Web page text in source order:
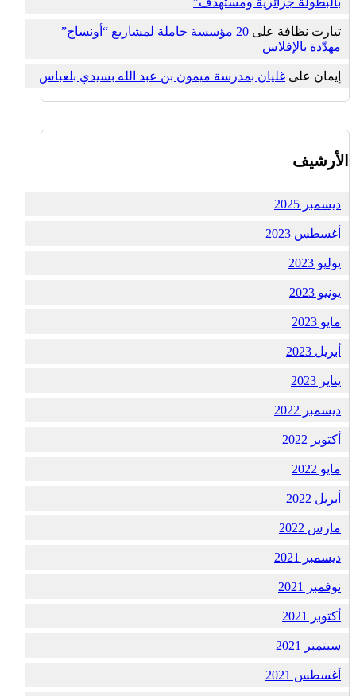
تيارت نظافة على
20 مؤسسة حاملة لمشاريع “أونساج”
مهدّدة بالإفلاس
إيمان على غليان بمدرسة ميمون بن عبد الله بسيدي بلعباس
الأرشيف
ديسمبر 2025
أغسطس 2023
يوليو 2023
يونيو 2023
مايو 2023
أبريل 2023
يناير 2023
ديسمبر 2022
أكتوبر 2022
مايو 2022
أبريل 2022
مارس 2022
ديسمبر 2021
نوفمبر 2021
أكتوبر 2021
سبتمبر 2021
أغسطس 2021